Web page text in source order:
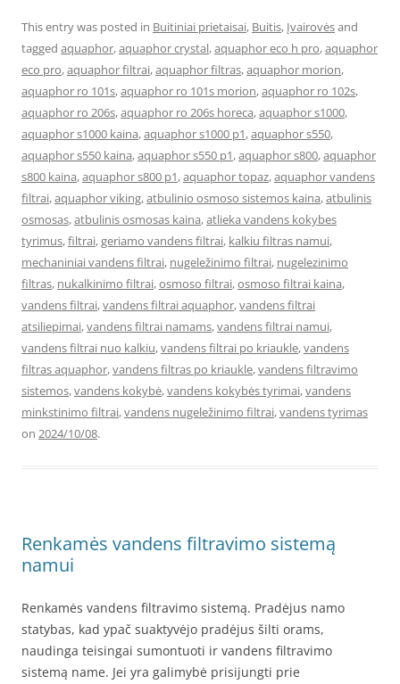
This entry was posted in Buitiniai prietaisai, Buitis, Įvairovėsand
tagged aquaphor,aquaphor crystal,aquaphor eco h pro,aquaphor
eco pro,aquaphor filtrai,aquaphor filtras,aquaphor morion,
aquaphor ro 101s,aquaphor ro 101s morion,aquaphor ro 102s,
aquaphor ro 206s,aquaphor ro 206s horeca,aquaphor s1000,
aquaphor s1000 kaina,aquaphor s1000 p1,aquaphor s550,
aquaphor s550 kaina,aquaphor s550 p1,aquaphor s800,aquaphor
s800 kaina,aquaphor s800 p1,aquaphor topaz,aquaphor vandens
filtrai,aquaphor viking,atbulinio osmoso sistemos kaina,atbulinis
osmosas,atbulinis osmosas kaina,atlieka vandens kokybes
tyrimus,filtrai,geriamo vandens filtrai, kalkiu filtras namui,
mechaniniai vandens filtrai, nugeležinimo filtrai, nugelezinimo
filtras, nukalkinimo filtrai,osmoso filtrai,osmoso filtrai kaina,
vandens filtrai,vandens filtrai aquaphor,vandens filtrai
atsiliepimai,vandens filtrai namams,vandens filtrai namui,
vandens filtrai nuo kalkiu,vandens filtrai po kriaukle,vandens
filtras aquaphor,vandens filtras po kriaukle,vandens filtravimo
sistemos,vandens kokybė,vandens kokybės tyrimai,vandens
minkstinimo filtrai,vandens nugeležinimo filtrai,vandens tyrimas
on 2024/10/08.
Renkamės vandens filtravimo sistemą
namui
Renkamės vandens filtravimo sistemą. Pradėjus namo
statybas, kad ypač suaktyvėjo pradėjus šilti orams,
naudinga teisingai sumontuoti ir vandens filtravimo
sistemą name. Jei yra galimybė prisijungti prie